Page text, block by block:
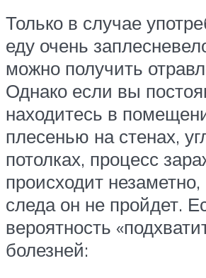
Только в случае
еду очень
можно получить
Однако если вы
находитесь в
плесенью на стенах,
потолках, процесс
происходит незаметно,
следа он не пройдет.
вероятность
болезней: